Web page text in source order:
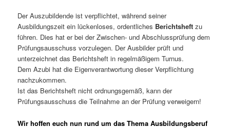
Der Auszubildende ist verpflichtet, während seiner
Ausbildungszeit ein lückenloses, ordentliches Berichtsheft zu
führen. Dies hat er bei der Zwischen- und Abschlussprüfung dem
Prüfungsausschuss vorzulegen. Der Ausbilder prüft und
unterzeichnet das Berichtsheft in regelmäßigem Turnus.
Dem Azubi hat die Eigenverantwortung dieser Verpflichtung
nachzukommen.
Ist das Berichtsheft nicht ordnungsgemäß, kann der
Prüfungsausschuss die Teilnahme an der Prüfung verweigern!
Wir hoffen euch nun rund um das Thema Ausbildungsberuf